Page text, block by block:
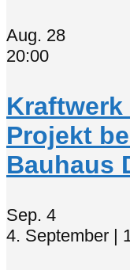
Aug. 28
20:00
Projekt
Bauhaus
Sep. 4
4. September |